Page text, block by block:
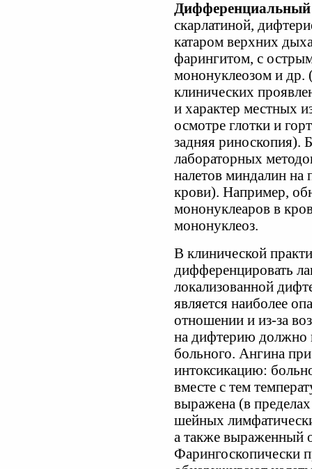
Дифференциальный
скарлатиной,
катаром верхних
фарингитом, с
мононуклеозом и др.
клинических
и характер местных
осмотре глотки и
задняя
лабораторных
налетов миндалин на
крови). Например,
мононуклеаров в
мононуклеоз.
В клинической
дифференцировать
локализованной
является наиболее
отношении и из-за
на дифтерию должно
больного. Ангина
интоксикацию:
вместе с тем
выражена (в
шейных
а также выраженный
Фарингоскопически